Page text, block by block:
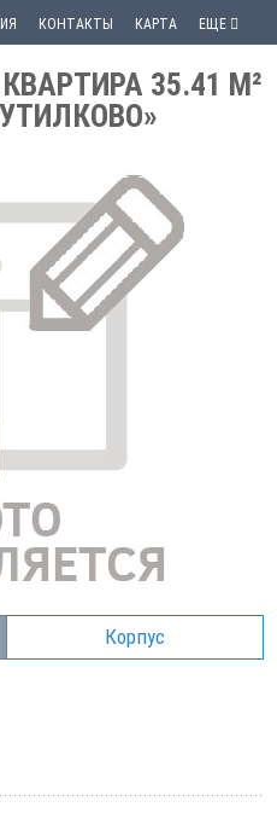
КОНТАКТЫ КАРТА ЕЩЕ
35.41 М²
Корпус